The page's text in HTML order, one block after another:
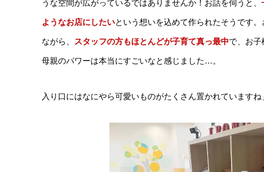
うな空間が広がっているではありませんか！お話を伺うと、
ようなお店にしたいという想いを込めて作られたそうです
ながら、 スタッフの方もほとんどが子育て真っ最中で、お子
母親のパワーは本当にすごいなと感じました…。
入り口にはなにやら可愛いものがたくさん置かれていますね